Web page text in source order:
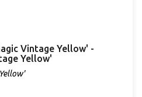
Vintage Yellow' -
Yellow'